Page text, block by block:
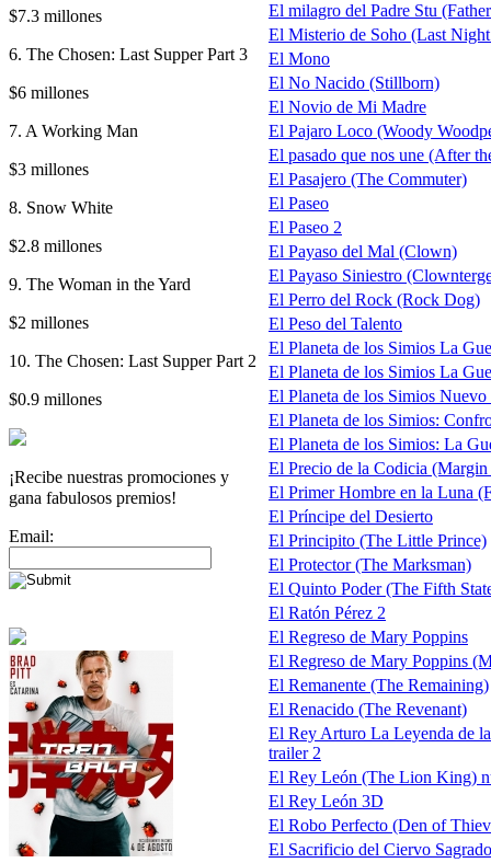
$7.3 millones
6. The Chosen: Last Supper Part 3
$6 millones
7. A Working Man
$3 millones
8. Snow White
$2.8 millones
9. The Woman in the Yard
$2 millones
10. The Chosen: Last Supper Part 2
$0.9 millones
¡Recibe nuestras promociones y
gana fabulosos premios!
Email:
El milagro del Padre Stu
El Misterio de Soho (Last
El Mono
El No Nacido (Stillborn)
El Novio de Mi Madre
El Pajaro Loco (Woody
El pasado que nos une (After
El Pasajero (The Commuter)
El Paseo
El Paseo 2
El Payaso del Mal (Clown)
El Payaso Siniestro
El Perro del Rock (Rock Dog)
El Peso del Talento
El Planeta de los Simios La
El Planeta de los Simios La
El Planeta de los Simios
El Planeta de los Simios:
El Planeta de los Simios: La
El Precio de la Codicia
El Primer Hombre en la Luna
El Príncipe del Desierto
El Principito (The Little Prince)
El Protector (The Marksman)
El Quinto Poder (The Fifth
El Ratón Pérez 2
El Regreso de Mary Poppins
El Regreso de Mary Poppins
El Remanente (The Remaining)
El Renacido (The Revenant)
El Rey Arturo La Leyenda de
trailer 2
El Rey León (The Lion King)
El Rey León 3D
El Robo Perfecto (Den of
El Sacrificio del Ciervo